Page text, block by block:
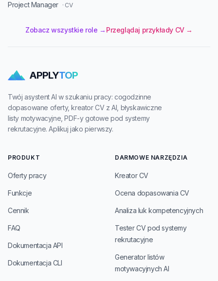
Project Manager · CV
Zobacz wszystkie role → Przeglądaj przykłady CV →
APPLYTOP
Twój asystent AI w szukaniu pracy: cogodzinne
dopasowane oferty, kreator CV z AI, błyskawiczne
listy motywacyjne, PDF-y gotowe pod systemy
rekrutacyjne. Aplikuj jako pierwszy.
PRODUKT
Oferty pracy
Funkcje
Cennik
FAQ
Dokumentacja API
Dokumentacja CLI
DARMOWE NARZĘDZIA
Kreator CV
Ocena dopasowania CV
Analiza luk kompetencyjnych
Tester CV pod systemy
rekrutacyjne
Generator listów
motywacyjnych AI